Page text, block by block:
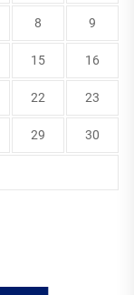
8 9
15 16
22 23
29 30